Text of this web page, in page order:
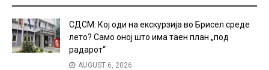
СДСМ: Кој оди на екскурзија во Брисел среде
лето? Само оној што има таен план „под
радарот“
AUGUST 6, 2026